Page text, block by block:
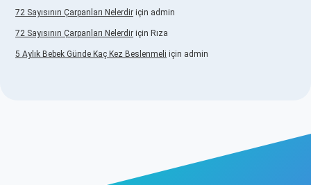
72 Sayısının Çarpanları Nelerdir için admin
72 Sayısının Çarpanları Nelerdir için Rıza
5 Aylık Bebek Günde Kaç Kez Beslenmeli için admin